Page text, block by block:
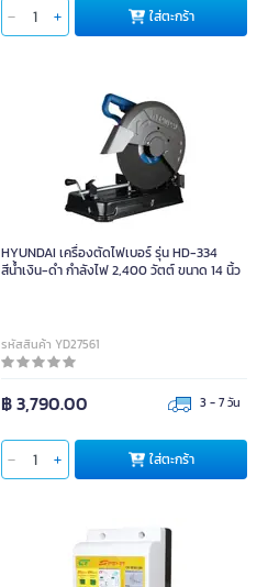
ใส่ตะกร้า
HYUNDAI เครื่องตัดไฟเบอร์ รุ่น HD-334
สีน้ำเงิน-ดำ กำลังไฟ 2,400 วัตต์ ขนาด 14 นิ้ว
รหัสสินค้า YD27561
฿ 3,790.00 3 - 7 วัน
ใส่ตะกร้า